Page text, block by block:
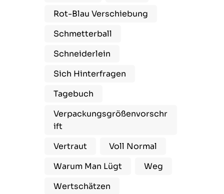
Rot-Blau Verschiebung
Schmetterball
Schneiderlein
Sich Hinterfragen
Tagebuch
Verpackungsgrößenvorschr
Ift
Vertraut
Voll Normal
Warum Man Lügt
Weg
Wertschätzen